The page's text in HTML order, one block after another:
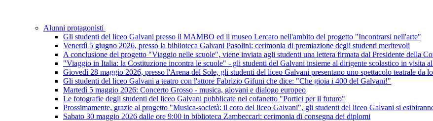
Alunni protagonisti
Gli studenti del liceo Galvani presso il MAMBO ed il museo Lercaro nell'ambito del progetto "Incontrarsi nell'arte"
Venerdì 5 giugno 2026, presso la biblioteca Galvani Pasolini: cerimonia di premiazione degli studenti meritevoli
A conclusione del progetto "Viaggio nelle scuole", viene inviata agli studenti una lettera firmata dal Presidente della
"Viaggio in Italia: la Costituzione incontra le scuole" - gli studenti del Galvani insieme al dirigente scolastico in visita
Giovedì 28 maggio 2026, presso l'Arena del Sole, gli studenti del liceo Galvani presentano uno spettacolo teatrale da
Gli studenti del liceo Galvani a teatro con l'attore Fabrizio Gifuni che dice: "Che gioia i 400 del Galvani!"
Martedì 5 maggio 2026: Concerto Grosso - musica, giovani e dialogo europeo
Le fotografie degli studenti del liceo Galvani pubblicate nel cofanetto "Portici per il futuro"
Prossimamente, grazie al progetto "Musica-società: il coro del liceo Galvani", gli studenti del liceo Galvani si
Sabato 30 maggio 2026 dalle ore 9:00 in biblioteca Zambeccari: cerimonia di consegna dei diplomi